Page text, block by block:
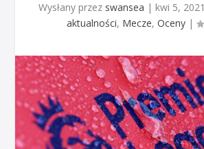
Wysłany przez swansea | kwi 5, 2021
aktualności, Mecze, Oceny|